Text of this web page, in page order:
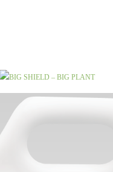
BIG SHIELD – BIG PLANT